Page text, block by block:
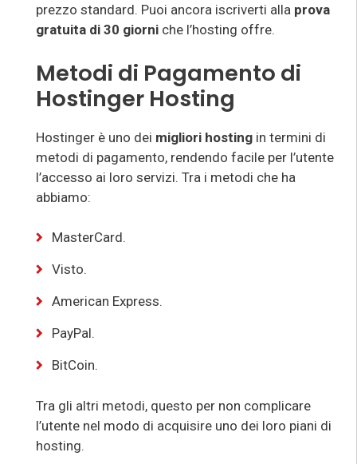
prezzo standard. Puoi ancora iscriverti alla prova
gratuita di 30 giorni che l’hosting offre.
Metodi di Pagamento di
Hostinger Hosting
Hostinger è uno dei migliori hosting in termini di
metodi di pagamento, rendendo facile per l’utente
l’accesso ai loro servizi. Tra i metodi che ha
abbiamo:
MasterCard.
Visto.
American Express.
PayPal.
BitCoin.
Tra gli altri metodi, questo per non complicare
l’utente nel modo di acquisire uno dei loro piani di
hosting.